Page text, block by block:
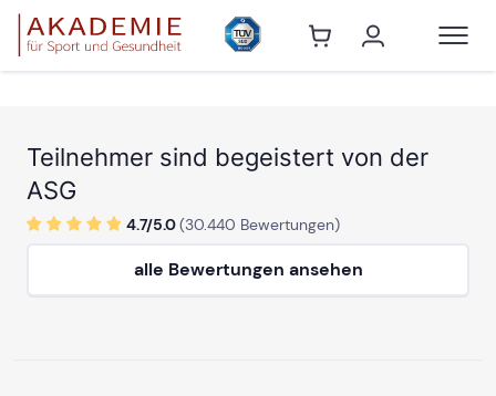
Teilnehmer sind begeistert von der
ASG
4.7/5.0(30.440 Bewertungen)
alle Bewertungen ansehen